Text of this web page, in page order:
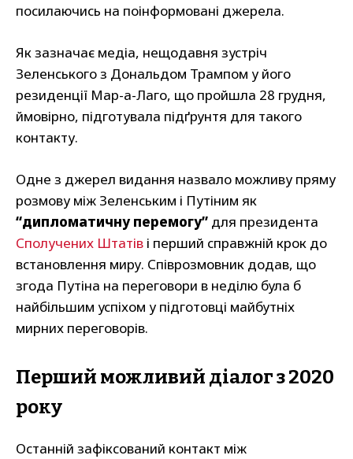
посилаючись на поінформовані джерела.
Як зазначає медіа, нещодавня зустріч
Зеленського з Дональдом Трампом у його
резиденції Мар-а-Лаго, що пройшла 28 грудня,
ймовірно, підготувала підґрунтя для такого
контакту.
Одне з джерел видання назвало можливу пряму
розмову між Зеленським і Путіним як
“дипломатичну перемогу” для президента
Сполучених Штатів і перший справжній крок до
встановлення миру. Співрозмовник додав, що
згода Путіна на переговори в неділю була б
найбільшим успіхом у підготовці майбутніх
мирних переговорів.
Перший можливий діалог з 2020
року
Останній зафіксований контакт між